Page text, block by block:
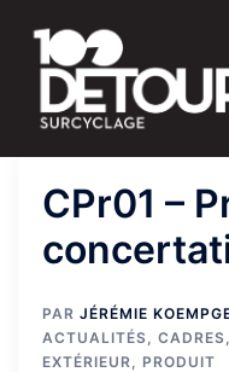
contenu
CPr01 –
PAR JÉRÉMIE
ACTUALITÉS, CADRES,
EXTÉRIEUR, PRODUIT